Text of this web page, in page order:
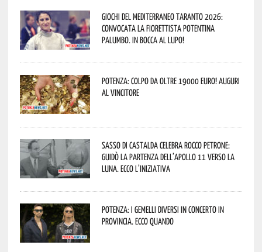
Giochi del Mediterraneo Taranto 2026:
convocata la fiorettista potentina
Palumbo. In bocca al lupo!
Potenza: colpo da oltre 19000 Euro! Auguri
al vincitore
Sasso di Castalda celebra Rocco Petrone:
guidò la partenza dell’Apollo 11 verso la
Luna. Ecco l’iniziativa
Potenza: i Gemelli DiVersi in concerto in
provincia. Ecco quando